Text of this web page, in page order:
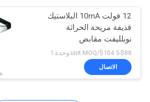
الجدول رفع
هيدروليكي
12 فولت 10mA البلاستيك
قذيفة مريحة الحراثة
نوبلليفت مقابض
$88-$104.5/unit MOQ:وحدة 1
الاتصال